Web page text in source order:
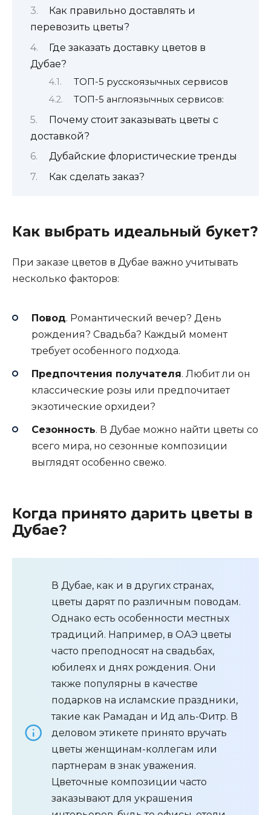
Как правильно доставлять и
перевозить цветы?
Где заказать доставку цветов в
Дубае?
ТОП-5 русскоязычных сервисов
ТОП-5 англоязычных сервисов:
Почему стоит заказывать цветы с
доставкой?
Дубайские флористические тренды
Как сделать заказ?
Как выбрать идеальный букет?
При заказе цветов в Дубае важно учитывать
несколько факторов:
Повод. Романтический вечер? День
рождения? Свадьба? Каждый момент
требует особенного подхода.
Предпочтения получателя. Любит ли он
классические розы или предпочитает
экзотические орхидеи?
Сезонность. В Дубае можно найти цветы со
всего мира, но сезонные композиции
выглядят особенно свежо.
Когда принято дарить цветы в
Дубае?
В Дубае, как и в других странах,
цветы дарят по различным поводам.
Однако есть особенности местных
традиций. Например, в ОАЭ цветы
часто преподносят на свадьбах,
юбилеях и днях рождения. Они
также популярны в качестве
подарков на исламские праздники,
такие как Рамадан и Ид аль-Фитр. В
деловом этикете принято вручать
цветы женщинам-коллегам или
партнерам в знак уважения.
Цветочные композиции часто
заказывают для украшения